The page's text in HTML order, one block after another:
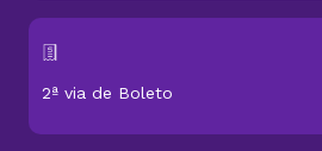
2ª via de Boleto